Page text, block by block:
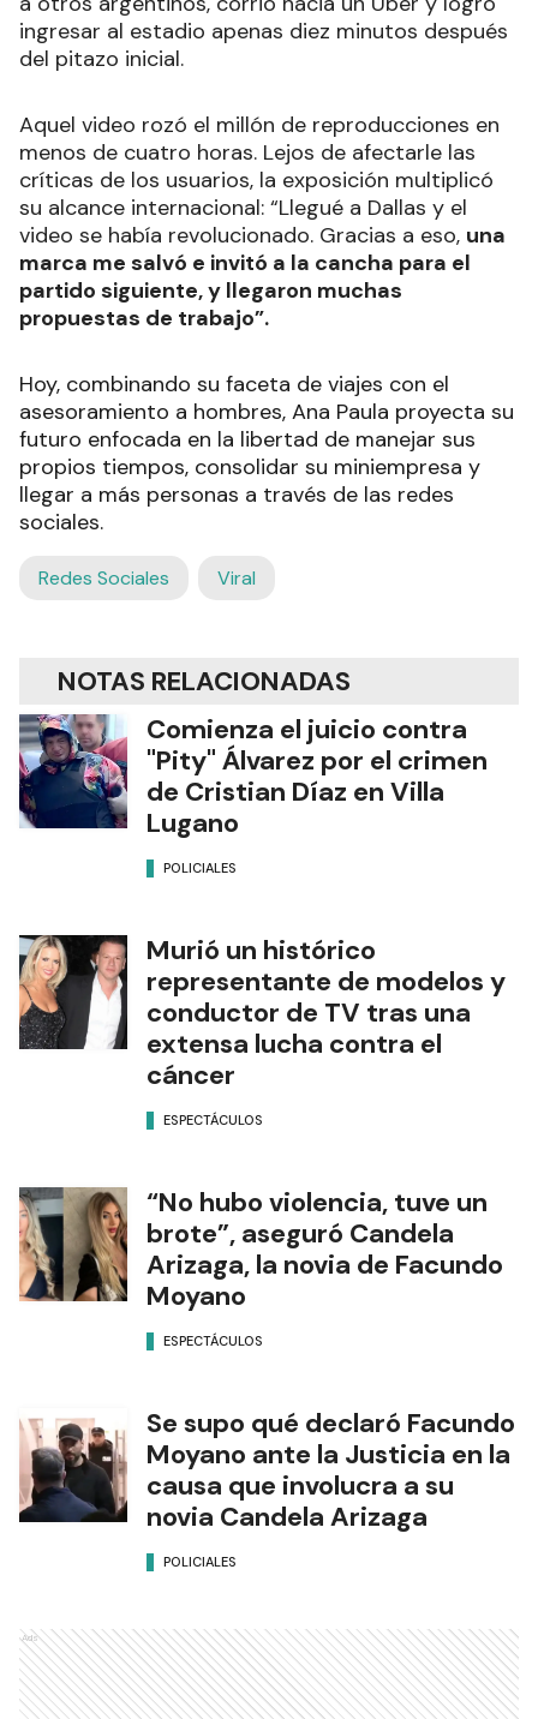
ingresar al estadio apenas diez minutos después
del pitazo inicial.
Aquel video rozó el millón de reproducciones en
menos de cuatro horas. Lejos de afectarle las
críticas de los usuarios, la exposición multiplicó
su alcance internacional: “Llegué a Dallas y el
video se había revolucionado. Gracias a eso, una
marca me salvó e invitó a la cancha para el
partido siguiente, y llegaron muchas
propuestas de trabajo”.
Hoy, combinando su faceta de viajes con el
asesoramiento a hombres, Ana Paula proyecta su
futuro enfocada en la libertad de manejar sus
propios tiempos, consolidar su miniempresa y
llegar a más personas a través de las redes
sociales.
Redes Sociales Viral
NOTAS RELACIONADAS
Comienza el juicio contra
"Pity" Álvarez por el crimen
de Cristian Díaz en Villa
Lugano
POLICIALES
Murió un histórico
representante de modelos y
conductor de TV tras una
extensa lucha contra el
cáncer
ESPECTÁCULOS
“No hubo violencia, tuve un
brote”, aseguró Candela
Arizaga, la novia de Facundo
Moyano
ESPECTÁCULOS
Se supo qué declaró Facundo
Moyano ante la Justicia en la
causa que involucra a su
novia Candela Arizaga
POLICIALES
Ads